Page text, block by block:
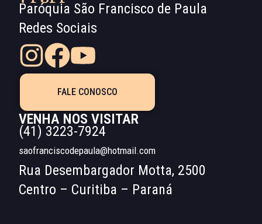
Paróquia São Francisco de Paula
Redes Sociais
FALE CONOSCO
VENHA NOS VISITAR
(41) 3223-7924
saofranciscodepaula@hotmail.com
Rua Desembargador Motta, 2500
Centro – Curitiba – Paraná